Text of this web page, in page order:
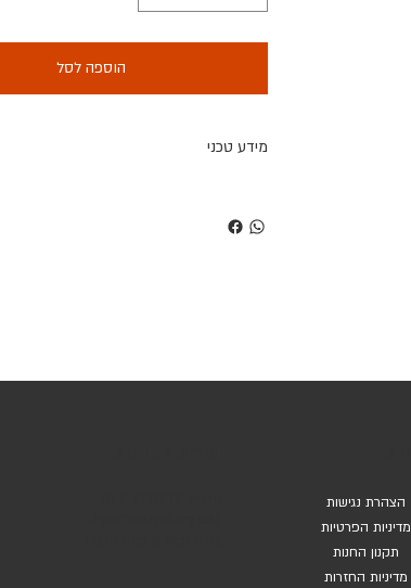
הוספה לסל
מידע טכני
הצהרת נגישות
מדיניות הפרטיות
תקנון החנות
מדיניות החזרות